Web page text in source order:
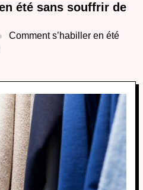
été sans souffrir de
Comment s’habiller en été